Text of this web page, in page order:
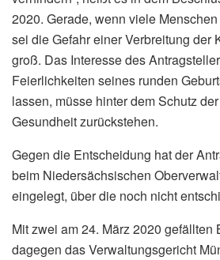
2020. Gerade, wenn viele
sei die Gefahr einer Verbreitung der
groß. Das Interesse des
Feierlichkeiten seines runden
lassen, müsse hinter dem Schutz
Gesundheit zurückstehen.
Gegen die Entscheidung hat der
beim Niedersächsischen
eingelegt, über die noch nicht
Mit zwei am 24. März 2020 gefällten
dagegen das Verwaltungsgericht